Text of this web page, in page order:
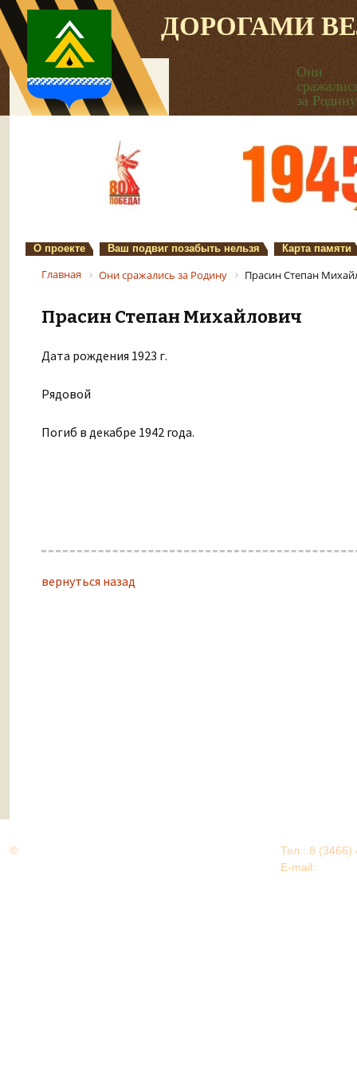
ДОРОГАМИ
Они
за Родину
О проекте Ваш подвиг позабыть нельзя Карта памяти
Главная Они сражались за Родину Прасин Степан
Прасин Степан Михайлович
Дата рождения 1923 г.
Рядовой
Погиб в декабре 1942 года.
вернуться назад
©
Тел.: 8 (3466)
E-mail: